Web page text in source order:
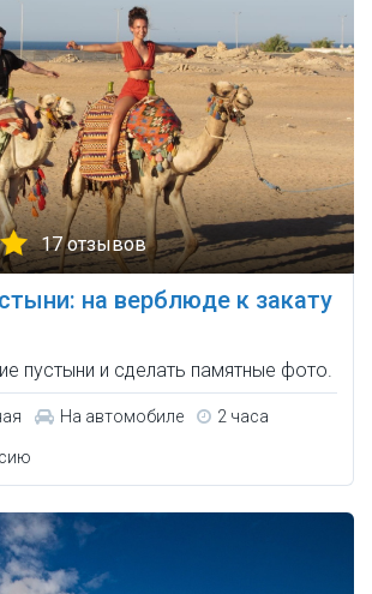
17 отзывов
на верблюде к закату
пустыни и сделать памятные фото.
На автомобиле 2 часа